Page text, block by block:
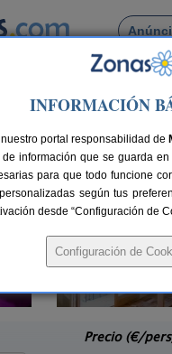
Busca por pueblo
> Alcudia de Veo
Alcudia de Veo
Apartamento
Precio (€/
INFORMACIÓN
portal responsabilidad de
información que se guarda
para que todo funcione
según tus
desde “Configuración de